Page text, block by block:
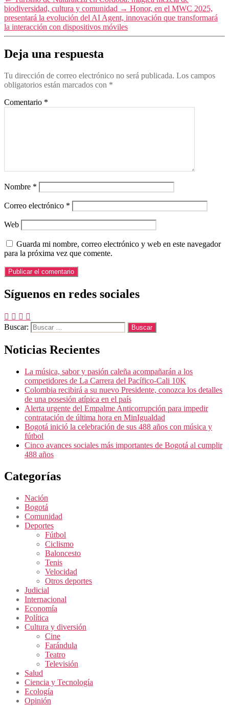
biodiversidad, cultura y comunidad → Honor, en el MWC 2025,
presentará la evolución del AI Agent, innovación que transformará
la interacción con dispositivos móviles
Deja una respuesta
Tu dirección de correo electrónico no será publicada. Los campos
obligatorios están marcados con *
Comentario *
Nombre *
Correo electrónico *
Web
Guarda mi nombre, correo electrónico y web en este navegador
para la próxima vez que comente.
Síguenos en redes sociales
Buscar:
Noticias Recientes
La música, sabor y pasión caleña acompañarán a los
competidores de La Carrera del Pacífico-Cali 10K
Colombia recibirá a su nuevo Presidente, conozca los detalles
de una posesión atípica en el país
Alerta urgente del Empalme Anticorrupción para impedir
contratación de última hora en MinIgualdad
Bogotá inició la celebración de sus 488 años con música y
fútbol
Cinco avances sociales más importantes de Bogotá al cumplir
488 años
Categorías
Nación
Bogotá
Comunidad
Deportes
Fútbol
Ciclismo
Baloncesto
Tenis
Velocidad
Otros deportes
Judicial
Internacional
Economía
Política
Cultura y diversión
Cine
Farándula
Teatro
Televisión
Salud
Ciencia y Tecnología
Ecología
Opinión